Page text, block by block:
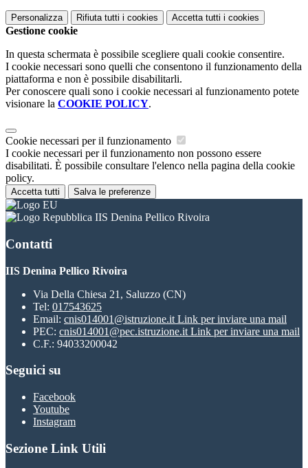
Personalizza Rifiuta tutti i cookies Accetta tutti i cookies
Gestione cookie
In questa schermata è possibile scegliere quali cookie consentire.
I cookie necessari sono quelli che consentono il funzionamento della
piattaforma e non è possibile disabilitarli.
Per conoscere quali sono i cookie necessari al funzionamento potete
visionare la COOKIE POLICY.
Cookie necessari per il funzionamento
I cookie necessari per il funzionamento non possono essere
disabilitati. È possibile consultare l'elenco nella pagina della cookie
policy.
Accetta tutti Salva le preferenze
IIS Denina Pellico Rivoira
Contatti
IIS Denina Pellico Rivoira
Via Della Chiesa 21, Saluzzo (CN)
Tel: 017543625
Email: cnis014001@istruzione.it Link per inviare una mail
PEC: cnis014001@pec.istruzione.it Link per inviare una mail
C.F.: 94033200042
Seguici su
Facebook
Youtube
Instagram
Sezione Link Utili